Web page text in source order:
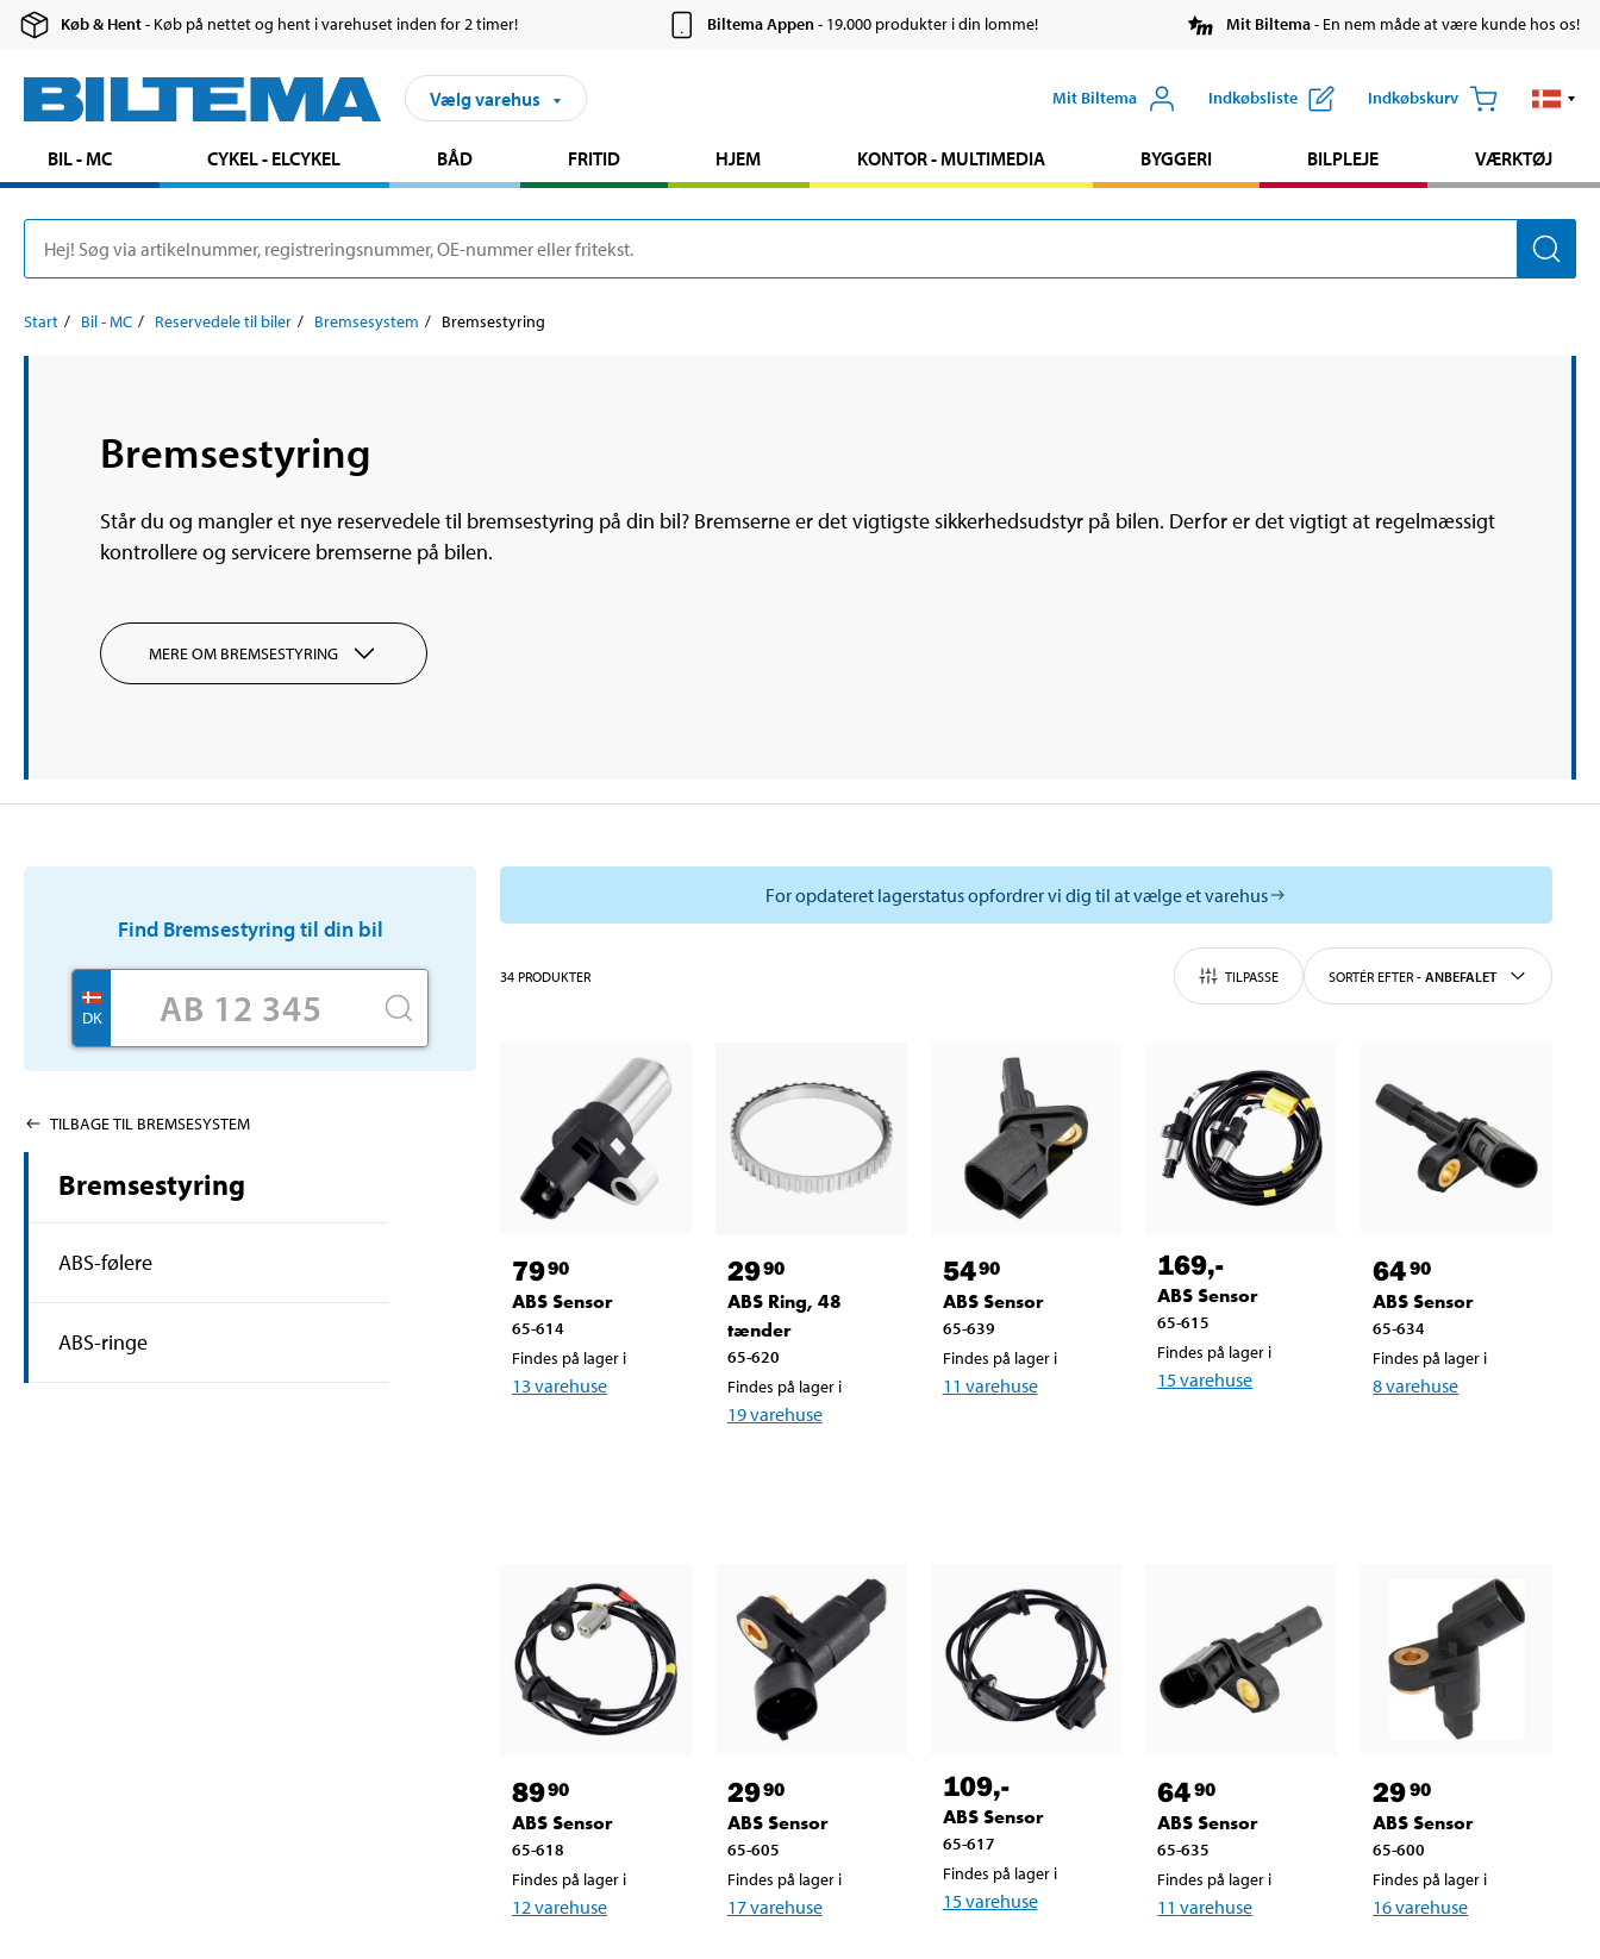
Køb & Hent- Køb på nettet og hent i varehuset inden for 2 timer! Biltema Appen- 19.000 produkter i din lomme! Mit Biltema- En nem måde at være kunde hos os!
Vælg varehus Mit Biltema Indkøbsliste Indkøbskurv
BIL - MC CYKEL - ELCYKEL BÅD FRITID HJEM KONTOR - MULTIMEDIA BYGGERI BILPLEJE VÆRKTØJ
Start Bil - MC Reservedele til biler Bremsesystem Bremsestyring
Bremsestyring
Står du og mangler et nye reservedele til bremsestyring på din bil? Bremserne er det vigtigste sikkerhedsudstyr på bilen. Derfor er det vigtigt at regelmæssigt
kontrollere og servicere bremserne på bilen.
MERE OM BREMSESTYRING
Find Bremsestyringtil din bil
DK
TILBAGE TIL BREMSESYSTEM
Bremsestyring
ABS-følere
ABS-ringe
For opdateret lagerstatus opfordrer vi dig til at vælge et varehus
34 PRODUKTER TILPASSE SORTÉR EFTER - ANBEFALET
7990
ABS Sensor
65-614
Findes på lager i
13 varehuse
2990
ABS Ring, 48
tænder
65-620
Findes på lager i
19varehuse
5490
ABS Sensor
65-639
Findes på lager i
11 varehuse
169,-
ABS Sensor
65-615
Findes på lager i
15varehuse
6490
ABS Sensor
65-634
Findes på lager i
8varehuse
8990
ABS Sensor
65-618
Findes på lager i
12 varehuse
2990
ABS Sensor
65-605
Findes på lager i
17varehuse
109,-
ABS Sensor
65-617
Findes på lager i
15varehuse
6490
ABS Sensor
65-635
Findes på lager i
11 varehuse
2990
ABS Sensor
65-600
Findes på lager i
16varehuse